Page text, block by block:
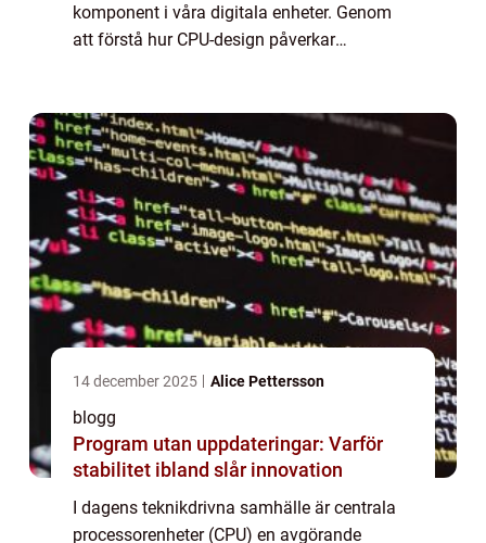
komponent i våra digitala enheter. Genom
att förstå hur CPU-design påverkar
14 december 2025 Alice Pettersson
blogg
Program utan uppdateringar: Varför
stabilitet ibland slår innovation
I dagens teknikdrivna samhälle är centrala
processorenheter (CPU) en avgörande